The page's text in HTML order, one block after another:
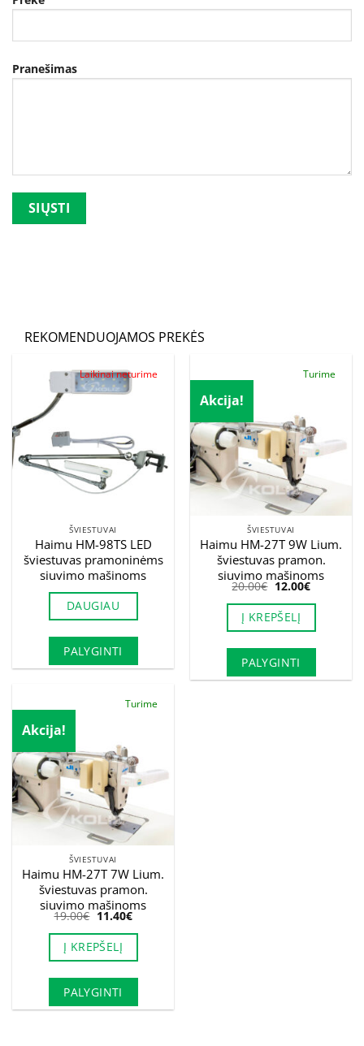
Pranešimas
REKOMENDUOJAMOS PREKĖS
Laikinai neturime
ŠVIESTUVAI
Haimu HM-98TS LED
šviestuvas pramoninėms
siuvimo mašinoms
DAUGIAU
PALYGINTI
Akcija!
Turime
ŠVIESTUVAI
Haimu HM-27T 9W Lium.
šviestuvas pramon.
siuvimo mašinoms
20.00€ Original
was:
20.00€.
12.00€Current
is:
Į KREPŠELĮ
PALYGINTI
Akcija!
Turime
ŠVIESTUVAI
Haimu HM-27T 7W Lium.
šviestuvas pramon.
siuvimo mašinoms
19.00€ Original
was:
19.00€.
11.40€Current
is:
Į KREPŠELĮ
PALYGINTI